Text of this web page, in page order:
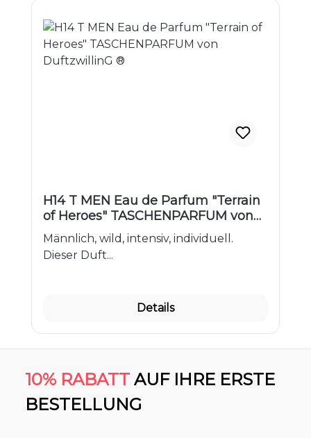
H14 T MEN Eau de Parfum "Terrain
of Heroes" TASCHENPARFUM von
DuftzwillinG ®
Männlich, wild, intensiv, individuell.
Dieser Duft...
Details
10% RABATT AUF IHRE ERSTE
BESTELLUNG